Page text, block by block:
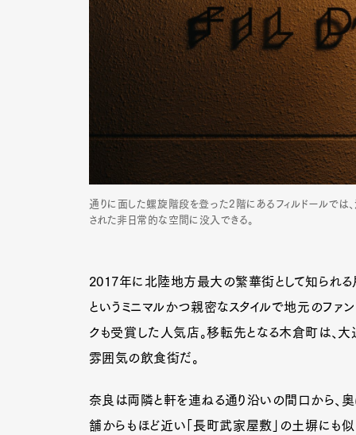
Pen
Pen
通りに面した螺旋階段を登った2階にあるフィルドールで
された非日常的な空間に没入できる。
2017年に北陸地方最大の繁華街として知られる
というミニマルかつ親密なスタイルで地元のファ
クも受賞した人気店。移転先となる木倉町は、
雰囲気の飲食街だ。
奈良は両隣と軒を連ねる通り沿いの間口から、
舗からもほど近い「長町武家屋敷」の土塀にも